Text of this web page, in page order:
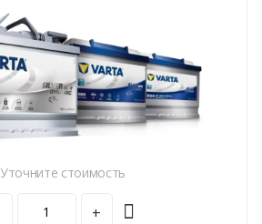
Уточните стоимость
+